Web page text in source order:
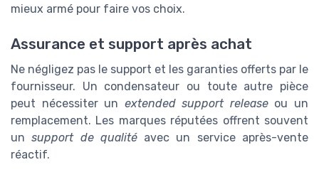
mieux armé pour faire vos choix.
Assurance et support après achat
Ne négligez pas le support et les garanties offerts par le
fournisseur. Un condensateur ou toute autre pièce
peut nécessiter un extended support releaseou un
remplacement. Les marques réputées offrent souvent
unsupport de qualitéavec un service après-vente
réactif.